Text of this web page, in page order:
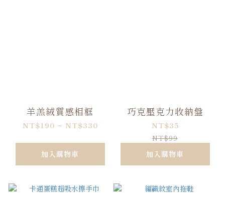
羊羔絨質感相框
NT$190 ~ NT$330
加入購物車
巧克壓克力收納盤
NT$35
NT$99
加入購物車